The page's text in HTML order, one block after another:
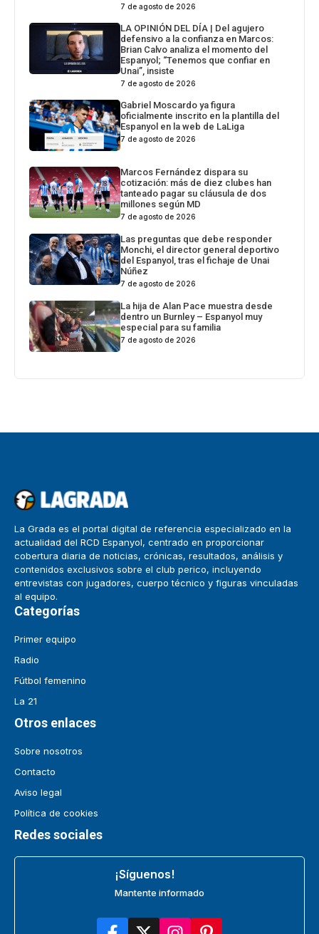
7 de agosto de 2026
LA OPINIÓN DEL DÍA | Del agujero
defensivo a la confianza en Marcos:
Brian Calvo analiza el momento del
Espanyol; “Tenemos que confiar en
Unai”, insiste
7 de agosto de 2026
Gabriel Moscardo ya figura
oficialmente inscrito en la plantilla del
Espanyol en la web de LaLiga
7 de agosto de 2026
Marcos Fernández dispara su
cotización: más de diez clubes han
tanteado pagar su cláusula de dos
millones según MD
7 de agosto de 2026
Las preguntas que debe responder
Monchi, el director general deportivo
del Espanyol, tras el fichaje de Unai
Núñez
7 de agosto de 2026
La hija de Alan Pace muestra desde
dentro un Burnley – Espanyol muy
especial para su familia
7 de agosto de 2026
La Grada es el portal digital de referencia especializado en la
actualidad del RCD Espanyol, centrado en proporcionar
cobertura diaria de noticias, crónicas, resultados, análisis y
contenidos exclusivos sobre el club perico, incluyendo
entrevistas con jugadores, cuerpo técnico y figuras vinculadas
al equipo.
Categorías
Primer equipo
Radio
Fútbol femenino
La 21
Otros enlaces
Sobre nosotros
Contacto
Aviso legal
Política de cookies
Redes sociales
¡Síguenos!
Mantente informado